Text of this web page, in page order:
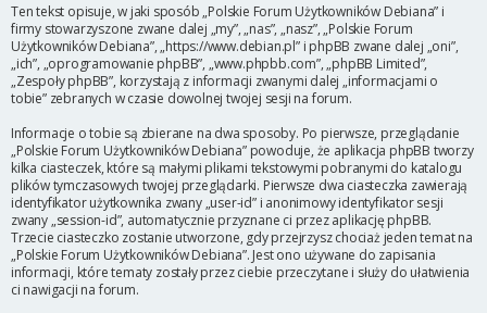
Ten tekst opisuje, w jaki sposób „Polskie Forum Użytkowników Debiana” i
firmy stowarzyszone zwane dalej „my”, „nas”, „nasz”, „Polskie Forum
Użytkowników Debiana”, „https://www.debian.pl” i phpBB zwane dalej „oni”,
„ich”, „oprogramowanie phpBB”, „www.phpbb.com”, „phpBB Limited”,
„Zespoły phpBB”, korzystają z informacji zwanymi dalej „informacjami o
tobie” zebranych w czasie dowolnej twojej sesji na forum.
Informacje o tobie są zbierane na dwa sposoby. Po pierwsze, przeglądanie
„Polskie Forum Użytkowników Debiana” powoduje, że aplikacja phpBB tworzy
kilka ciasteczek, które są małymi plikami tekstowymi pobranymi do katalogu
plików tymczasowych twojej przeglądarki. Pierwsze dwa ciasteczka zawierają
identyfikator użytkownika zwany „user-id” i anonimowy identyfikator sesji
zwany „session-id”, automatycznie przyznane ci przez aplikację phpBB.
Trzecie ciasteczko zostanie utworzone, gdy przejrzysz chociaż jeden temat na
„Polskie Forum Użytkowników Debiana”. Jest ono używane do zapisania
informacji, które tematy zostały przez ciebie przeczytane i służy do ułatwienia
ci nawigacji na forum.